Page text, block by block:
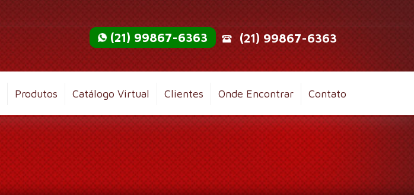
(21) 99867-6363 (21) 99867-6363
Produtos Catálogo Virtual Clientes Onde Encontrar Contato